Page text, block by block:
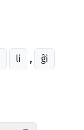
li , ĝi